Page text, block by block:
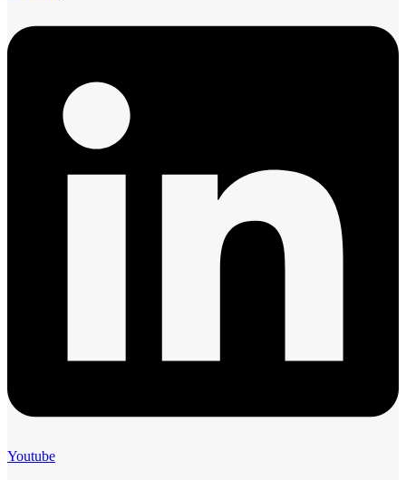
Youtube